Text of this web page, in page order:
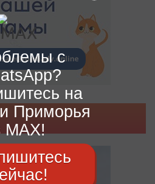
с
на
Приморья
MAX!